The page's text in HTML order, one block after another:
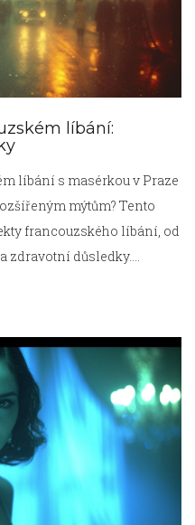
líbání:
líbání s masérkou v Praze
mýtům? Tento
francouzského líbání, od
zdravotní důsledky.
a načerpejte užitečné tipy,
a s respektem k sobě